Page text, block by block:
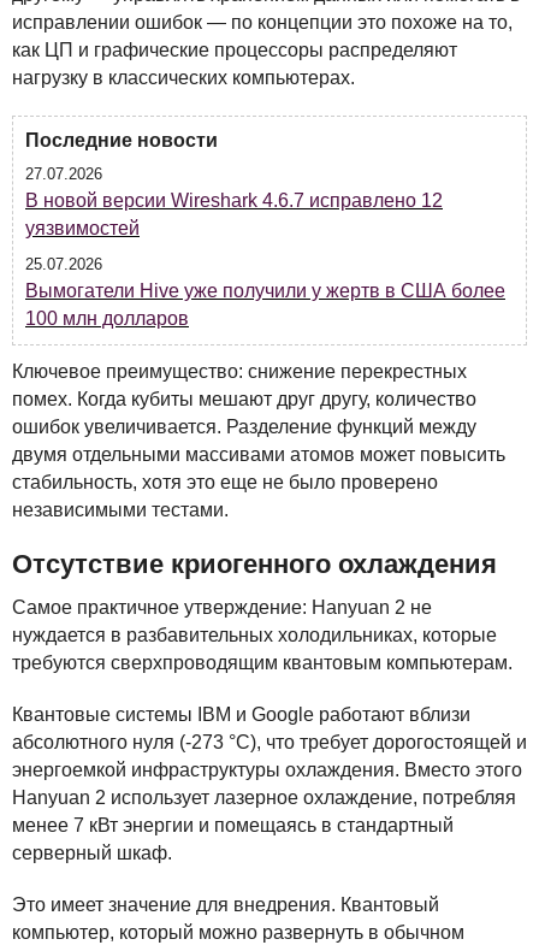
исправлении ошибок — по концепции это похоже на то,
как ЦП и графические процессоры распределяют
нагрузку в классических компьютерах.
Последние новости
27.07.2026
В новой версии Wireshark 4.6.7 исправлено 12
уязвимостей
25.07.2026
Вымогатели Hive уже получили у жертв в США более
100 млн долларов
Ключевое преимущество: снижение перекрестных
помех. Когда кубиты мешают друг другу, количество
ошибок увеличивается. Разделение функций между
двумя отдельными массивами атомов может повысить
стабильность, хотя это еще не было проверено
независимыми тестами.
Отсутствие криогенного охлаждения
Самое практичное утверждение: Hanyuan 2 не
нуждается в разбавительных холодильниках, которые
требуются сверхпроводящим квантовым компьютерам.
Квантовые системы IBM и Google работают вблизи
абсолютного нуля (-273 °C), что требует дорогостоящей и
энергоемкой инфраструктуры охлаждения. Вместо этого
Hanyuan 2 использует лазерное охлаждение, потребляя
менее 7 кВт энергии и помещаясь в стандартный
серверный шкаф.
Это имеет значение для внедрения. Квантовый
компьютер, который можно развернуть в обычном